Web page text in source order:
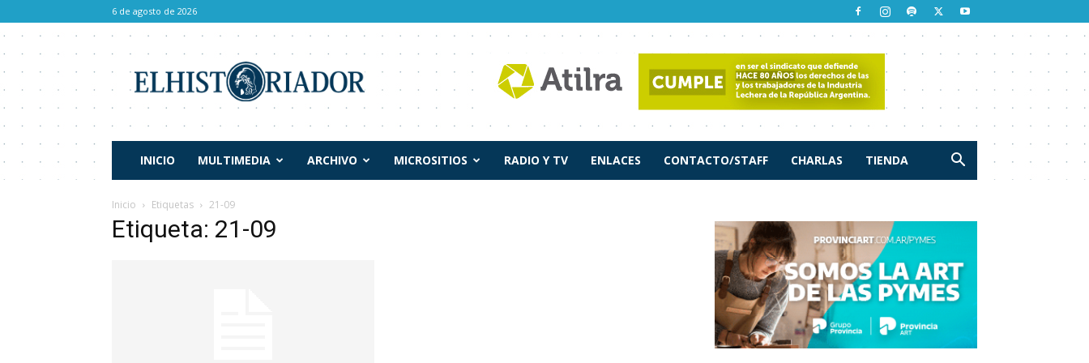
6 de agosto de 2026
Historiador
INICIO MULTIMEDIA ARCHIVO MICROSITIOS RADIO Y TV ENLACES CONTACTO/STAFF CHARLAS TIENDA
Inicio Etiquetas 21-09
Etiqueta: 21-09